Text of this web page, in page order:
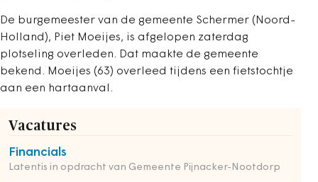
De burgemeester van de gemeente Schermer (Noord-
Holland), Piet Moeijes, is afgelopen zaterdag
plotseling overleden. Dat maakte de gemeente
bekend. Moeijes (63) overleed tijdens een fietstochtje
aan een hartaanval.
Vacatures
Financials
Latentis in opdracht van Gemeente Pijnacker-Nootdorp